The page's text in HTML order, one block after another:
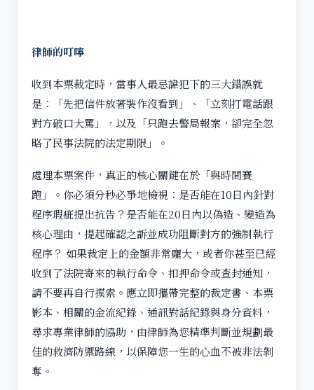
律師的叮嚀
收到本票裁定時，當事人最忌諱犯下的三大錯誤就
是：「先把信件放著裝作沒看到」、「立刻打電話跟
對方破口大罵」，以及「只跑去警局報案，卻完全忽
略了民事法院的法定期限」。
處理本票案件，真正的核心關鍵在於「與時間賽
跑」。你必須分秒必爭地檢視：是否能在10日內針對
程序瑕疵提出抗告？是否能在20日內以偽造、變造為
核心理由，提起確認之訴並成功阻斷對方的強制執行
程序？ 如果裁定上的金額非常龐大，或者你甚至已經
收到了法院寄來的執行命令、扣押命令或查封通知，
請不要再自行摸索。應立即攜帶完整的裁定書、本票
影本、相關的金流紀錄、通訊對話紀錄與身分資料，
尋求專業律師的協助，由律師為您精準判斷並規劃最
佳的救濟防禦路線，以保障您一生的心血不被非法剝
奪。